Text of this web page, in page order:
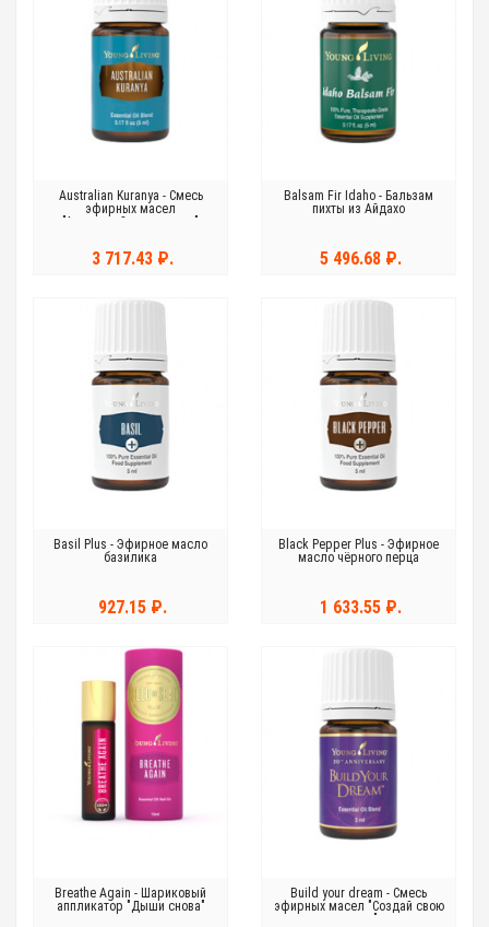
Australian Kuranya - Смесь
эфирных масел
"Австралийская радуга"
3 717.43 ₽.
Balsam Fir Idaho - Бальзам
пихты из Айдахо
5 496.68 ₽.
Basil Plus - Эфирное масло
базилика
927.15 ₽.
Black Pepper Plus - Эфирное
масло чёрного перца
1 633.55 ₽.
Breathe Again - Шариковый
аппликатор "Дыши снова"
Build your dream - Смесь
эфирных масел "Создай свою
мечту"